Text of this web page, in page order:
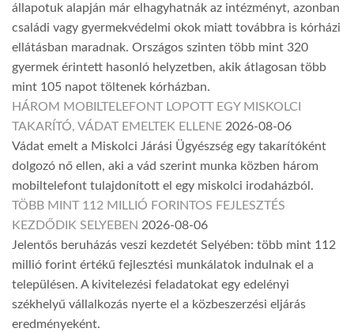
állapotuk alapján már elhagyhatnák az intézményt, azonban
családi vagy gyermekvédelmi okok miatt továbbra is kórházi
ellátásban maradnak. Országos szinten több mint 320
gyermek érintett hasonló helyzetben, akik átlagosan több
mint 105 napot töltenek kórházban.
HÁROM MOBILTELEFONT LOPOTT EGY MISKOLCI
TAKARÍTÓ, VÁDAT EMELTEK ELLENE 2026-08-06
Vádat emelt a Miskolci Járási Ügyészség egy takarítóként
dolgozó nő ellen, aki a vád szerint munka közben három
mobiltelefont tulajdonított el egy miskolci irodaházból.
TÖBB MINT 112 MILLIÓ FORINTOS FEJLESZTÉS
KEZDŐDIK SELYEBEN 2026-08-06
Jelentős beruházás veszi kezdetét Selyében: több mint 112
millió forint értékű fejlesztési munkálatok indulnak el a
településen. A kivitelezési feladatokat egy edelényi
székhelyű vállalkozás nyerte el a közbeszerzési eljárás
eredményeként.